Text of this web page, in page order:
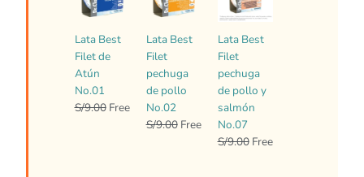
Lata Best
Filet de
Atún
No.01
S/9.00
original
S/9.00.
Free
actual
Free.Lata Best
Filet
pechuga
de pollo
No.02
S/9.00
original
S/9.00.
Free
actual
Free.Lata Best
Filet
pechuga
de pollo y
salmón
No.07
S/9.00
original
S/9.00.
Free